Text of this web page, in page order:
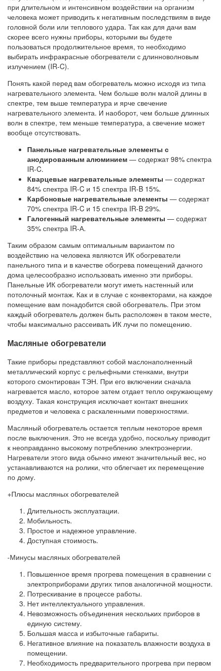
при длительном и интенсивном воздействии на организм
человека может приводить к негативным последствиям в виде
головной боли или теплового удара. Так как для дачи вам
скорее всего нужны приборы, которыми вы будете
пользоваться продолжительное время, то необходимо
выбирать инфракрасные обогреватели с длинноволновым
излучением (IR-C).
Понять какой перед вам обогреватель можно исходя из типа
нагревательного элемента. Чем больше волн малой длины в
спектре, тем выше температура и ярче свечение
нагревательного элемента. И наоборот, чем больше длинных
волн в спектре, тем меньше температура, а свечение может
вообще отсутствовать.
Панельные нагревательные элементы с
анодированным алюминием — содержат 98% спектра
IR-C.
Кварцевые нагревательные элементы — содержат
84% спектра IR-C и 15 спектра IR-B 15%.
Карбоновые нагревательные элементы — содержат
70% спектра IR-C и 15 спектра IR-B 29%.
Галогенный нагревательные элементы — содержат
35% спектра IR-А.
Таким образом самым оптимальным вариантом по
воздействию на человека являются ИК обогреватели
панельного типа и в качестве обогрева помещений дачного
дома целесообразно использовать именно эти приборы.
Панельные ИК обогреватели могут иметь настенный или
потолочный монтаж. Как и в случае с конвекторами, на каждое
помещение вам понадобится свой обогреватель. При этом
каждый обогреватель должен быть расположен в таком месте,
чтобы максимально рассеивать ИК лучи по помещению.
Масляные обогреватели
Такие приборы представляют собой маслонаполненный
металлический корпус с рельефными стенками, внутри
которого смонтирован ТЭН. При его включении сначала
нагревается масло, которое затем отдает тепло окружающему
воздуху. Такая конструкция исключает контакт внешних
предметов и человека с раскаленными поверхностями.
Масляный обогреватель остается теплым некоторое время
после выключения. Это не всегда удобно, поскольку приводит
к неоправданно высокому потреблению электроэнергии.
Нагреватели этого вида обычно имеют значительный вес, но
устанавливаются на ролики, что облегчает их перемещение
по дому.
+Плюсы масляных обогревателей
Длительность эксплуатации.
Мобильность.
Простое и надежное управление.
Доступная стоимость.
-Минусы масляных обогревателей
Повышенное время прогрева помещения в сравнении с
электроприборами других типов аналогичной мощности.
Потрескивание в процессе работы.
Нет интеллектуального управления.
Невозможность объединения нескольких приборов в
единую систему.
Большая масса и избыточные габариты.
Негативное влияние на показатель влажности воздуха в
помещении.
Необходимость предварительного прогрева при первом